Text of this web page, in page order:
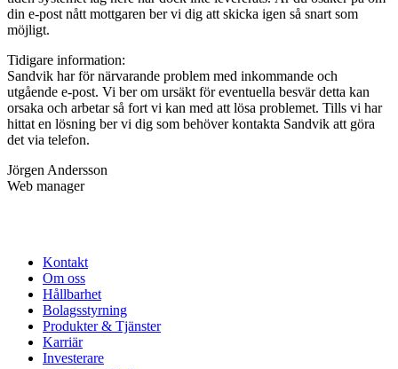
din e-post nått mottgaren ber vi dig att skicka igen så snart som
möjligt.
Tidigare information:
Sandvik har för närvarande problem med inkommande och
utgående e-post. Vi ber om ursäkt för eventuella besvär detta kan
orsaka och arbetar så fort vi kan med att lösa problemet. Tills vi har
hittat en lösning ber vi dig som behöver kontakta Sandvik att göra
det via telefon.
Jörgen Andersson
Web manager
Kontakt
Om oss
Hållbarhet
Bolagsstyrning
Produkter & Tjänster
Karriär
Investerare